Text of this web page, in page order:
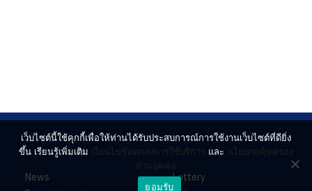
News
Lottery
เว็บไซต์นี้ใช้คุกกี้เพื่อให้ท่านได้รับประสบการณ์การใช้งานเว็บไซต์ที่ดียิ่ง
ขึ้น เรียนรู้เพิ่มเติม เงื่อนไขข้อตกลงการใช้บริการ และ นโยบายคุ้มครอง
ส่วนบุคคล
ยอมรับ